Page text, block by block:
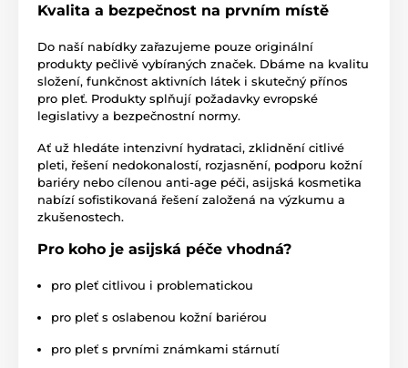
Kvalita a bezpečnost na prvním místě
Do naší nabídky zařazujeme pouze originální
produkty pečlivě vybíraných značek. Dbáme na kvalitu
složení, funkčnost aktivních látek i skutečný přínos
pro pleť. Produkty splňují požadavky evropské
legislativy a bezpečnostní normy.
Ať už hledáte intenzivní hydrataci, zklidnění citlivé
pleti, řešení nedokonalostí, rozjasnění, podporu kožní
bariéry nebo cílenou anti-age péči, asijská kosmetika
nabízí sofistikovaná řešení založená na výzkumu a
zkušenostech.
Pro koho je asijská péče vhodná?
pro pleť citlivou i problematickou
pro pleť s oslabenou kožní bariérou
pro pleť s prvními známkami stárnutí